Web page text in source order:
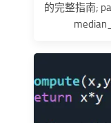
的完整指南;